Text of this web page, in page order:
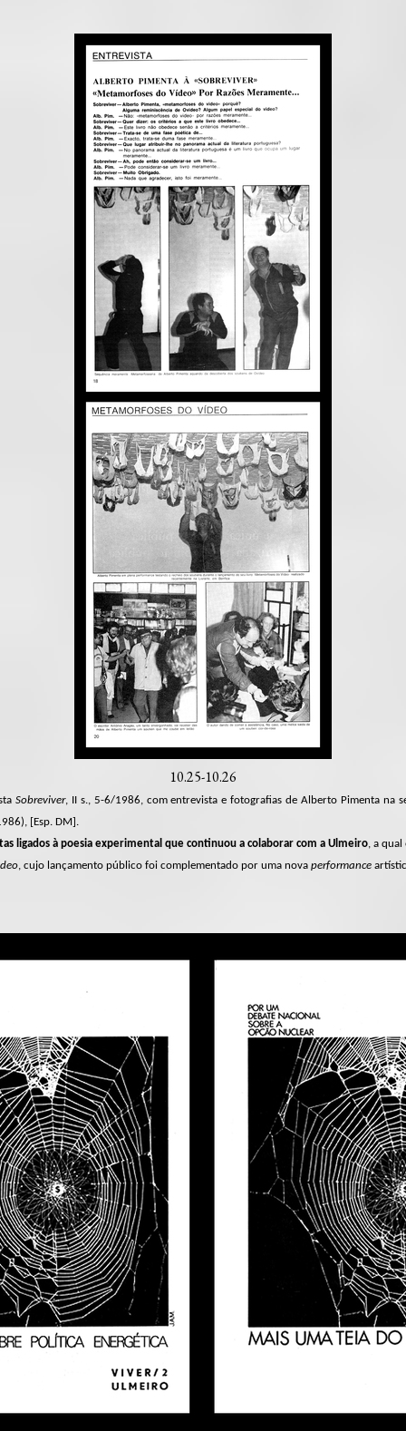
10.25-10.26
Sobreviver, II s., 5-6/1986, com entrevista e fotografias de Alberto Pimenta na
[Esp. DM].
ligados à poesia experimental que continuou a colaborar com a Ulmeiro, a qual
, cujo lançamento público foi complementado por uma nova performance